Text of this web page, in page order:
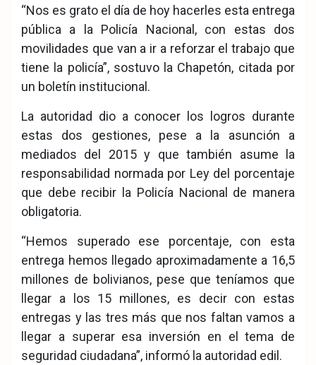
“Nos es grato el día de hoy hacerles esta entrega
pública a la Policía Nacional, con estas dos
movilidades que van a ir a reforzar el trabajo que
tiene la policía”, sostuvo la Chapetón, citada por
un boletín institucional.
La autoridad dio a conocer los logros durante
estas dos gestiones, pese a la asunción a
mediados del 2015 y que también asume la
responsabilidad normada por Ley del porcentaje
que debe recibir la Policía Nacional de manera
obligatoria.
“Hemos superado ese porcentaje, con esta
entrega hemos llegado aproximadamente a 16,5
millones de bolivianos, pese que teníamos que
llegar a los 15 millones, es decir con estas
entregas y las tres más que nos faltan vamos a
llegar a superar esa inversión en el tema de
seguridad ciudadana”, informó la autoridad edil.